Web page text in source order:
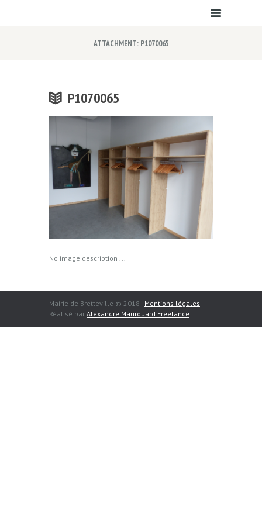
ATTACHMENT: P1070065
P1070065
No image description ...
Mairie de Bretteville © 2018 - Mentions légales -
Réalisé par Alexandre Maurouard Freelance